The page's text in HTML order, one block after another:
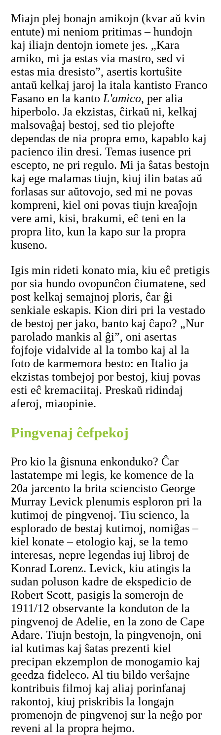
Miajn plej bonajn amikojn (kvar aŭ kvin
entute) mi neniom pritimas – hundojn
kaj iliajn dentojn iomete jes. „Kara
amiko, mi ja estas via mastro, sed vi
estas mia dresisto”, asertis kortuŝite
antaŭ kelkaj jaroj la itala kantisto Franco
Fasano en la kanto L'amico, per alia
hiperbolo. Ja ekzistas, ĉirkaŭ ni, kelkaj
malsovaĝaj bestoj, sed tio plejofte
dependas de nia propra emo, kapablo kaj
pacienco ilin dresi. Temas iusence pri
escepto, ne pri regulo. Mi ja ŝatas bestojn
kaj ege malamas tiujn, kiuj ilin batas aŭ
forlasas sur aŭtovojo, sed mi ne povas
kompreni, kiel oni povas tiujn kreaĵojn
vere ami, kisi, brakumi, eĉ teni en la
propra lito, kun la kapo sur la propra
kuseno.
Igis min rideti konato mia, kiu eĉ pretigis
por sia hundo ovopunĉon ĉiumatene, sed
post kelkaj semajnoj ploris, ĉar ĝi
senkiale eskapis. Kion diri pri la vestado
de bestoj per jako, banto kaj ĉapo? „Nur
parolado mankis al ĝi”, oni asertas
fojfoje vidalvide al la tombo kaj al la
foto de karmemora besto: en Italio ja
ekzistas tombejoj por bestoj, kiuj povas
esti eĉ kremaciitaj. Preskaŭ ridindaj
aferoj, miaopinie.
Pingvenaj ĉefpekoj
Pro kio la ĝisnuna enkonduko? Ĉar
lastatempe mi legis, ke komence de la
20a jarcento la brita sciencisto George
Murray Levick plenumis esploron pri la
kutimoj de pingvenoj. Tiu scienco, la
esplorado de bestaj kutimoj, nomiĝas –
kiel konate – etologio kaj, se la temo
interesas, nepre legendas iuj libroj de
Konrad Lorenz. Levick, kiu atingis la
sudan poluson kadre de ekspedicio de
Robert Scott, pasigis la somerojn de
1911/12 observante la konduton de la
pingvenoj de Adelie, en la zono de Cape
Adare. Tiujn bestojn, la pingvenojn, oni
ial kutimas kaj ŝatas prezenti kiel
precipan ekzemplon de monogamio kaj
geedza fideleco. Al tiu bildo verŝajne
kontribuis filmoj kaj aliaj porinfanaj
rakontoj, kiuj priskribis la longajn
promenojn de pingvenoj sur la neĝo por
reveni al la propra hejmo.